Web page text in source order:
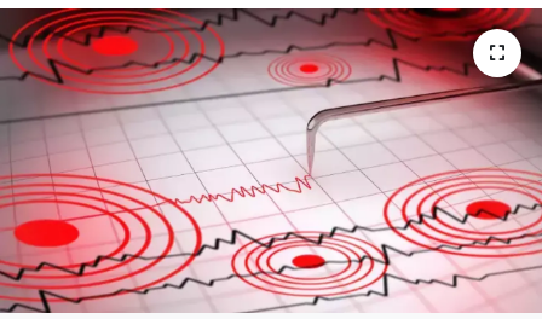
Sağlık
Kültür Sanat
Tarihçe
Resmi İlanlar
Söyleşi
Son Dakika Haberleri
Haber Arşivi